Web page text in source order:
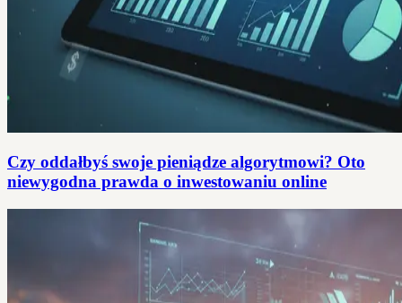
Czy oddałbyś swoje pieniądze algorytmowi? Oto
niewygodna prawda o inwestowaniu online